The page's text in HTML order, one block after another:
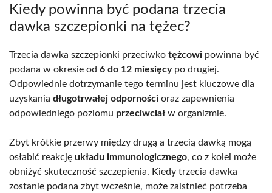
Kiedy powinna być podana trzecia
dawka szczepionki na tężec?
Trzecia dawka szczepionki przeciwko tężcowi powinna być
podana w okresie od 6 do 12 miesięcypo drugiej.
Odpowiednie dotrzymanie tego terminu jest kluczowe dla
uzyskania długotrwałej odporności oraz zapewnienia
odpowiedniego poziomu przeciwciał w organizmie.
Zbyt krótkie przerwy między drugą a trzecią dawką mogą
osłabić reakcję układu immunologicznego, co z kolei może
obniżyć skuteczność szczepienia. Kiedy trzecia dawka
zostanie podana zbyt wcześnie, może zaistnieć potrzeba